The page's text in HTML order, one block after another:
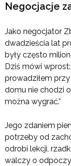
Negocjacje
Jako negocjator
dwadzieścia lat
były często
Dziś mówi
prowadziłem
domu nie chodzi
można wygrać.”
Jego zdaniem
potrzeby od
odrobi lekcji,
walczy o